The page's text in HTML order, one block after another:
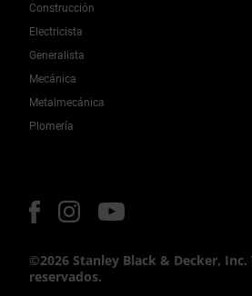
Construcción
Electricista
Generalista
Mecánica
Metalmecánica
Plomería
©2026 Stanley Black & Decker,
reservados.